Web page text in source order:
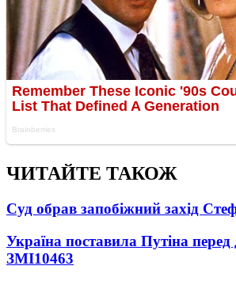
ЧИТАЙТЕ ТАКОЖ
Суд обрав запобіжний захід
Україна поставила Путіна
ЗМІ10463